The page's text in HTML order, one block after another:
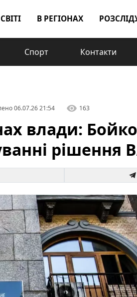
В РЕГІОНАХ
Спорт Контакти
06.07.26 21:54 163
влади: Бойко
рішення